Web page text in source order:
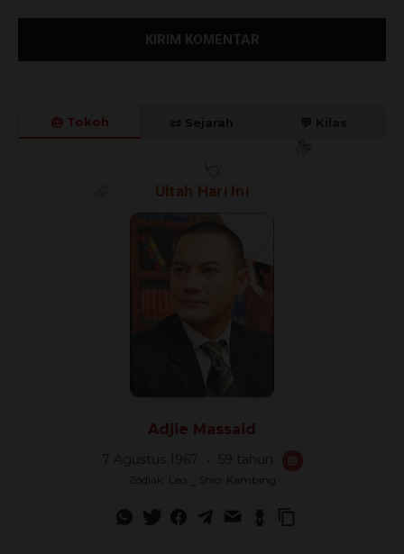
🎂 Tokoh
🎈
Ultah Hari Ini
Adjie Massaid
7 Agustus 1967 59 tahun
Zodiak: Leo ‿ Shio: Kambing